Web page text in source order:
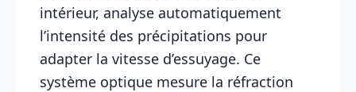
intérieur, analyse automatiquement
l’intensité des précipitations pour
adapter la vitesse d’essuyage. Ce
système optique mesure la réfraction